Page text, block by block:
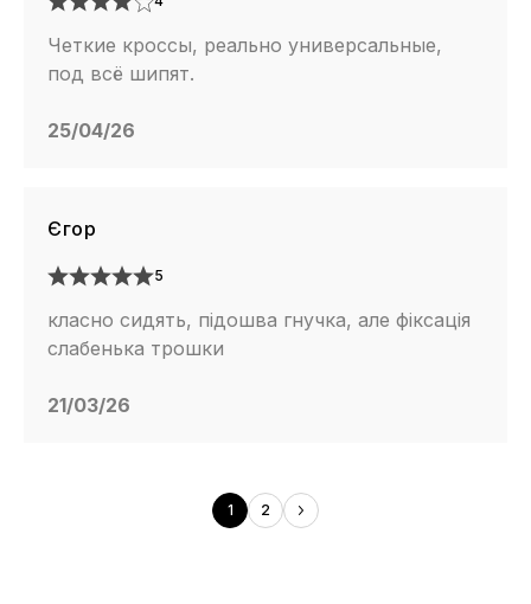
Четкие кроссы, реально универсальные,
под всё шипят.
25/04/26
Єгор
5
класно сидять, підошва гнучка, але фіксація
слабенька трошки
21/03/26
1 2